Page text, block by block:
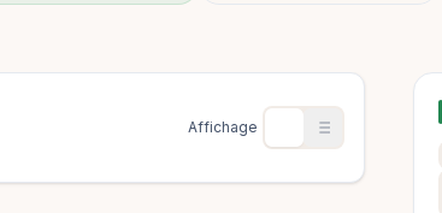
Affichage